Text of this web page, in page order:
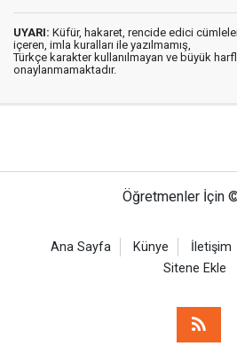
UYARI: Küfür, hakaret, rencide edici
içeren, imla kuralları ile yazılmamış,
Türkçe karakter kullanılmayan ve büyük
onaylanmamaktadır.
Öğretmenler İçin
Ana Sayfa Künye İletişim
Sitene Ekle